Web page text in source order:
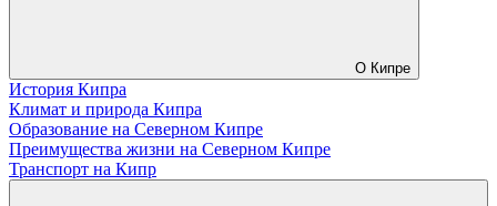
О Кипре
История Кипра
Климат и природа Кипра
Образование на Северном Кипре
Преимущества жизни на Северном Кипре
Транспорт на Кипр